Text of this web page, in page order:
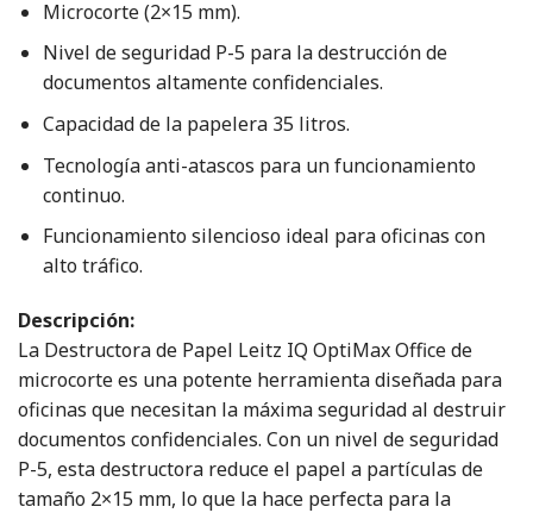
Microcorte (2×15 mm).
Nivel de seguridad P-5 para la destrucción de
documentos altamente confidenciales.
Capacidad de la papelera 35 litros.
Tecnología anti-atascos para un funcionamiento
continuo.
Funcionamiento silencioso ideal para oficinas con
alto tráfico.
Descripción:
La Destructora de Papel Leitz IQ OptiMax Office de
microcorte es una potente herramienta diseñada para
oficinas que necesitan la máxima seguridad al destruir
documentos confidenciales. Con un nivel de seguridad
P-5, esta destructora reduce el papel a partículas de
tamaño 2×15 mm, lo que la hace perfecta para la